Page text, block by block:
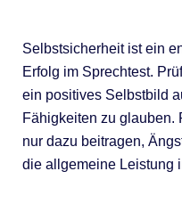
Selbstsicherheit ist ein
Erfolg im Sprechtest.
ein positives Selbstbild
Fähigkeiten zu glauben.
nur dazu beitragen,
die allgemeine Leistung